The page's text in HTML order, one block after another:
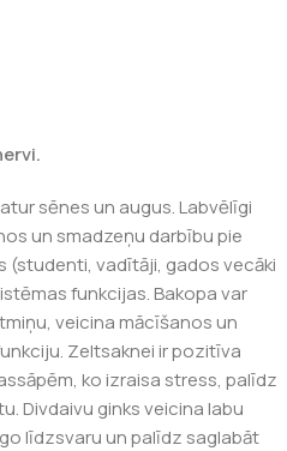
sēnes un augus. Labvēlīgi
un smadzeņu darbību pie
(studenti, vadītāji, gados vecāki
funkcijas. Bakopa var
veicina mācīšanos un
Zeltsaknei ir pozitīva
ko izraisa stress, palīdz
Divdaivu ginks veicina labu
līdzsvaru un palīdz saglabāt